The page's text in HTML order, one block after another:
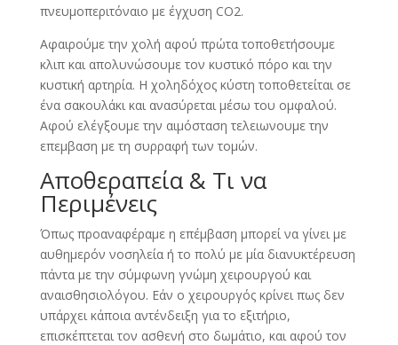
πνευμοπεριτόναιο με έγχυση CO2.
Αφαιρούμε την χολή αφού πρώτα τοποθετήσουμε
κλιπ και απολυνώσουμε τον κυστικό πόρο και την
κυστική αρτηρία. Η χοληδόχος κύστη τοποθετείται σε
ένα σακουλάκι και ανασύρεται μέσω του ομφαλού.
Αφού ελέγξουμε την αιμόσταση τελειωνουμε την
επεμβαση με τη συρραφή των τομών.
Αποθεραπεία & Τι να
Περιμένεις
Όπως προαναφέραμε η επέμβαση μπορεί να γίνει με
αυθημερόν νοσηλεία ή το πολύ με μία διανυκτέρευση
πάντα με την σύμφωνη γνώμη χειρουργού και
αναισθησιολόγου. Εάν ο χειρουργός κρίνει πως δεν
υπάρχει κάποια αντένδειξη για το εξιτήριο,
επισκέπτεται τον ασθενή στο δωμάτιο, και αφού τον